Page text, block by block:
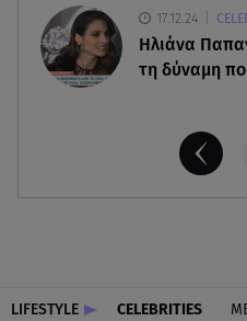
17.12.24
Ηλιάνα
τη δύναμη
LIFESTYLE CELEBRITIES